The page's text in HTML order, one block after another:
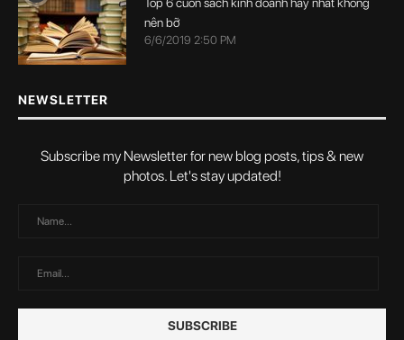
nên bỡ
6/6/2019 2:50 PM
NEWSLETTER
Subscribe my Newsletter for new blog posts, tips & new
photos. Let's stay updated!